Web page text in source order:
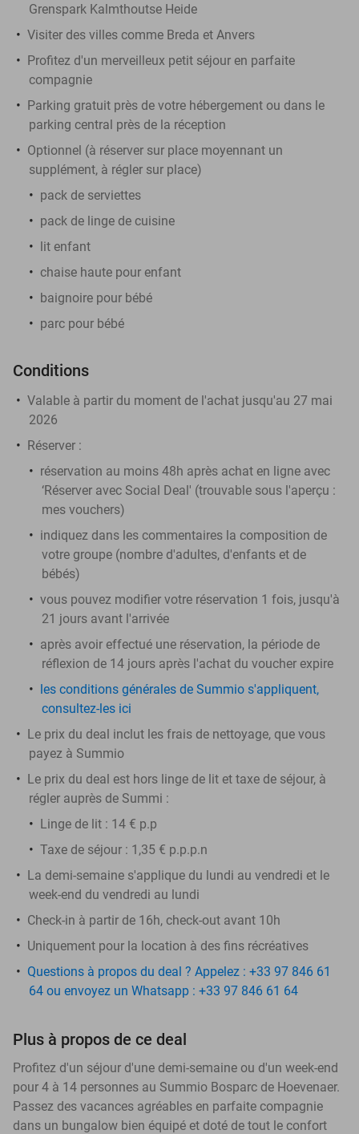
Grenspark Kalmthoutse Heide
Visiter des villes comme Breda et Anvers
Profitez d'un merveilleux petit séjour en parfaite
compagnie
Parking gratuit près de votre hébergement ou dans le
parking central près de la réception
Optionnel (à réserver sur place moyennant un
supplément, à régler sur place)
pack de serviettes
pack de linge de cuisine
lit enfant
chaise haute pour enfant
baignoire pour bébé
parc pour bébé
Conditions
Valable à partir du moment de l'achat jusqu'au 27 mai
2026
Réserver :
réservation au moins 48h après achat en ligne avec
‘Réserver avec Social Deal' (trouvable sous l'aperçu :
mes vouchers)
indiquez dans les commentaires la composition de
votre groupe (nombre d'adultes, d'enfants et de
bébés)
vous pouvez modifier votre réservation 1 fois, jusqu'à
21 jours avant l'arrivée
après avoir effectué une réservation, la période de
réflexion de 14 jours après l'achat du voucher expire
les conditions générales de Summio s'appliquent,
consultez-les ici
Le prix du deal inclut les frais de nettoyage, que vous
payez à Summio
Le prix du deal est hors linge de lit et taxe de séjour, à
régler auprès de Summi :
Linge de lit : 14 € p.p
Taxe de séjour : 1,35 € p.p.p.n
La demi-semaine s'applique du lundi au vendredi et le
week-end du vendredi au lundi
Check-in à partir de 16h, check-out avant 10h
Uniquement pour la location à des fins récréatives
Questions à propos du deal ? Appelez : +33 97 846 61
64 ou envoyez un Whatsapp : +33 97 846 61 64
Plus à propos de ce deal
Profitez d'un séjour d'une demi-semaine ou d'un week-end
pour 4 à 14 personnes au Summio Bosparc de Hoevenaer.
Passez des vacances agréables en parfaite compagnie
dans un bungalow bien équipé et doté de tout le confort